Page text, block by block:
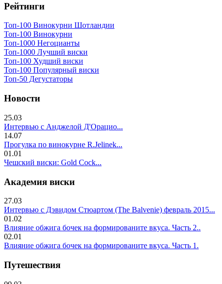
Рейтинги
Топ-100 Винокурни Шотландии
Топ-100 Винокурни
Топ-1000 Негоцианты
Топ-1000 Лучший виски
Топ-100 Худший виски
Топ-100 Популярный виски
Топ-50 Дегустаторы
Новости
25.03
Интервью с Анджелой Д'Орацио...
14.07
Прогулка по винокурне R.Jelinek...
01.01
Чешский виски: Gold Cock...
Академия виски
27.03
Интервью с Дэвидом Стюартом (The Balvenie) февраль 2015...
01.02
Влияние обжига бочек на формированите вкуса. Часть 2..
02.01
Влияние обжига бочек на формированите вкуса. Часть 1.
Путешествия